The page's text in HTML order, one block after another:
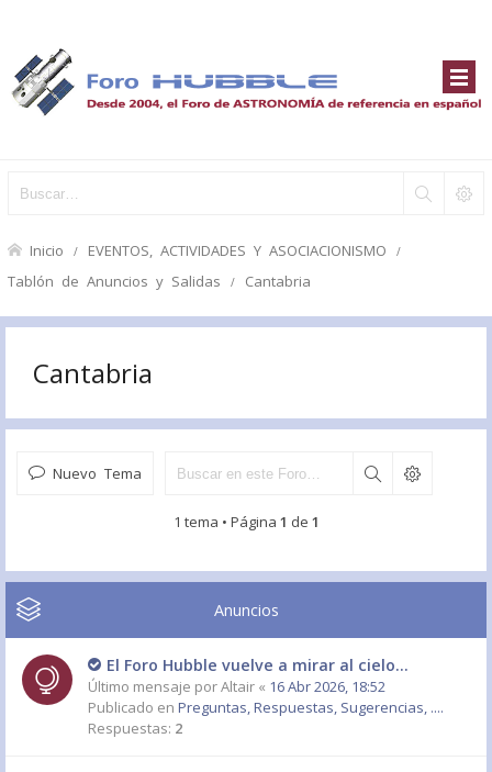
Inicio EVENTOS, ACTIVIDADES Y ASOCIACIONISMO
Tablón de Anuncios y Salidas Cantabria
Cantabria
Nuevo Tema
1 tema • Página 1 de 1
Anuncios
El Foro Hubble vuelve a mirar al cielo...
Último mensaje porAltair « 16 Abr 2026, 18:52
Publicado en Preguntas, Respuestas, Sugerencias, ....
Respuestas: 2